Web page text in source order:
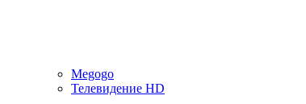
Megogo
Телевидение HD